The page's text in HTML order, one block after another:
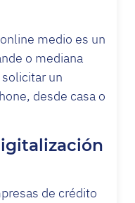
medio es un
o mediana
un
desde casa o
de crédito